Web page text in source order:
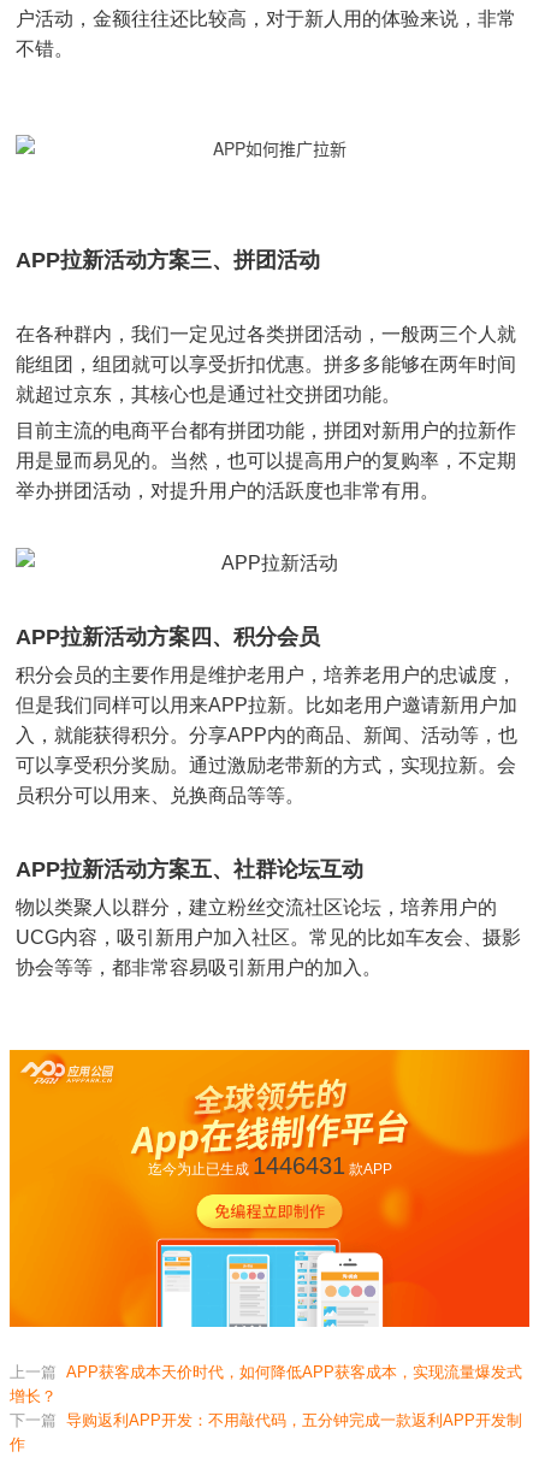
户活动，金额往往还比较高，对于新人用的体验来说，非常
不错。
APP拉新活动方案三、拼团活动
在各种群内，我们一定见过各类拼团活动，一般两三个人就
能组团，组团就可以享受折扣优惠。拼多多能够在两年时间
就超过京东，其核心也是通过社交拼团功能。
目前主流的电商平台都有拼团功能，拼团对新用户的拉新作
用是显而易见的。当然，也可以提高用户的复购率，不定期
举办拼团活动，对提升用户的活跃度也非常有用。
APP拉新活动方案四、积分会员
积分会员的主要作用是维护老用户，培养老用户的忠诚度，
但是我们同样可以用来APP拉新。比如老用户邀请新用户加
入，就能获得积分。分享APP内的商品、新闻、活动等，也
可以享受积分奖励。通过激励老带新的方式，实现拉新。会
员积分可以用来、兑换商品等等。
APP拉新活动方案五、社群论坛互动
物以类聚人以群分，建立粉丝交流社区论坛，培养用户的
UCG内容，吸引新用户加入社区。常见的比如车友会、摄影
协会等等，都非常容易吸引新用户的加入。
迄今为止已生成 1446431款APP
上一篇 APP获客成本天价时代，如何降低APP获客成本，实现流量爆发式
增长？
下一篇 导购返利APP开发：不用敲代码，五分钟完成一款返利APP开发制
作